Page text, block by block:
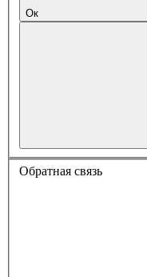
Ок
Обратная связь